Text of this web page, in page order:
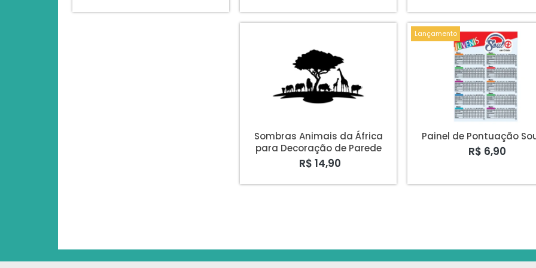
Sombras Animais da África
para Decoração de Parede
R$ 14,90
Lançamento
Painel de Pontuação
R$ 6,90